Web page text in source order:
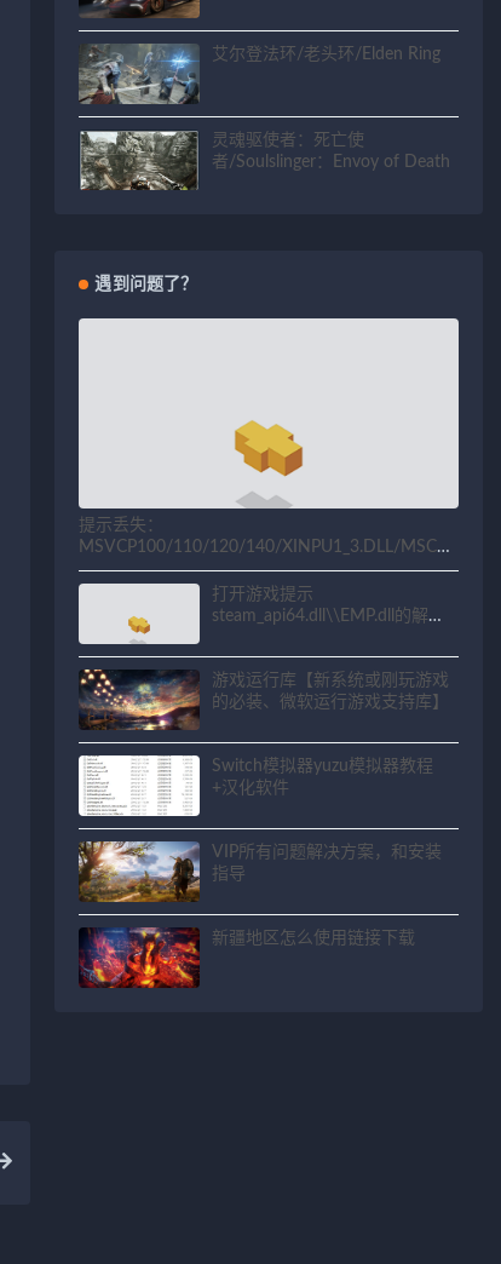
艾尔登法环/老头环/Elden Ring
灵魂驱使者：死亡使
者/Soulslinger：Envoy of Death
遇到问题了？
提示丢失：
MSVCP100/110/120/140/XINPU1_3.DLL/MSCV
P71.dll等相关问题解决方法
打开游戏提示
steam_api64.dll\\EMP.dll的解决
游戏运行库【新系统或刚玩游戏
的必装、微软运行游戏支持库】
Switch模拟器yuzu模拟器教程
+汉化软件
VIP所有问题解决方案，和安装
指导
新疆地区怎么使用链接下载